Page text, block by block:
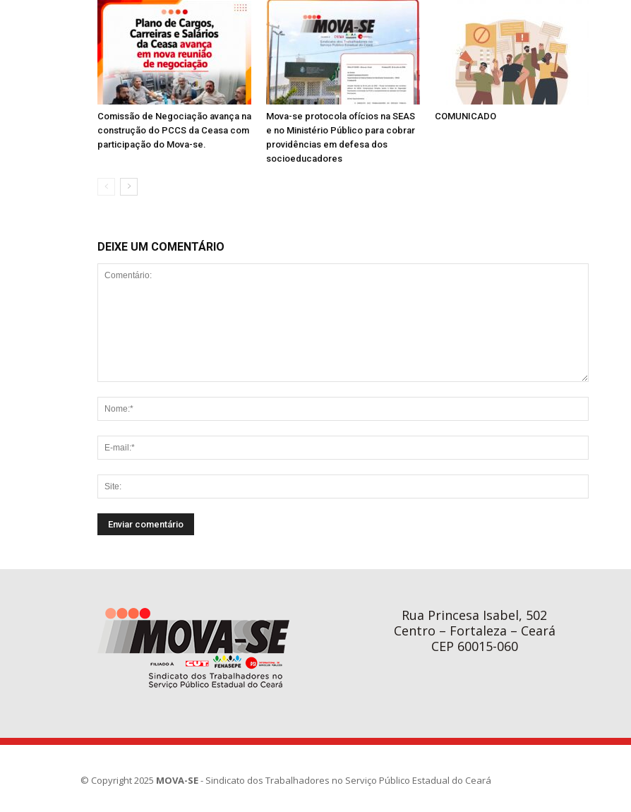
Comissão de Negociação avança na
construção do PCCS da Ceasa com
participação do Mova-se.
Mova-se protocola ofícios na SEAS
e no Ministério Público para cobrar
providências em defesa dos
socioeducadores
COMUNICADO
DEIXE UM COMENTÁRIO
Rua Princesa Isabel, 502
Centro – Fortaleza – Ceará
CEP 60015-060
© Copyright 2025 MOVA-SE- Sindicato dos Trabalhadores no Serviço Público Estadual do Ceará